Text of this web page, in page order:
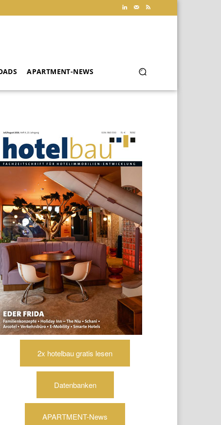
APARTMENT-NEWS
2x hotelbau gratis lesen
Datenbanken
APARTMENT-News